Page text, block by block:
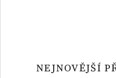
NEJNOVĚJŠÍ